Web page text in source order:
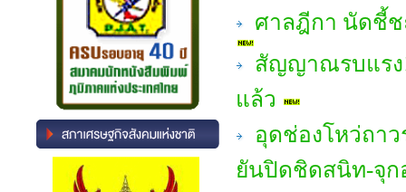
ศาลฎีกา นัดชี้ช
สัญญาณรบแรง
แล้ว
อุดช่องโหว่ถาว
ยันปิดชิดสนิท-จุก